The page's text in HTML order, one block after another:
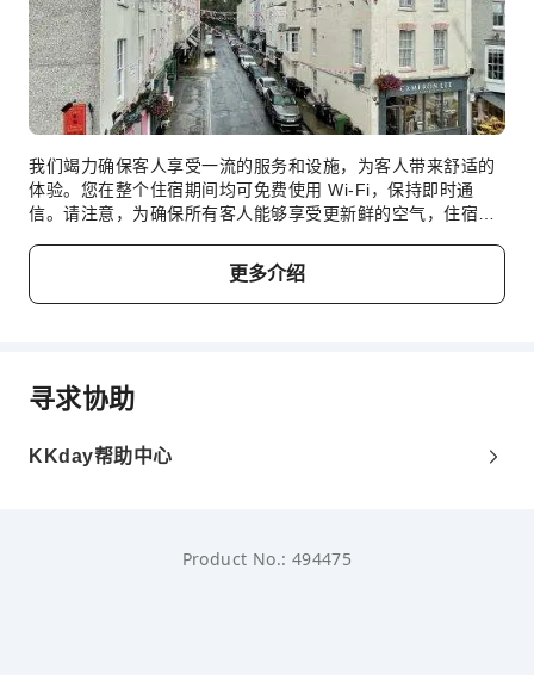
我们竭力确保客人享受一流的服务和设施，为客人带来舒适的
体验。您在整个住宿期间均可免费使用 Wi-Fi，保持即时通
信。请注意，为确保所有客人能够享受更新鲜的空气，住宿内
让您享受静谧的睡眠，同时确保您的舒适度。 部分客房提供空
调或寝具用品，以确保您的舒适和便利。Cosy Oasis in the
Heart of Clifton Village精心打造的客房可以提供例如独立客厅
冲泡咖啡或茶的器具，您的饮用需求一定会得到满足。 值得注
意的是，部分客房浴室配有浴袍、毛巾或吹风机，为您提供便
更多介绍
寻求协助
KKday帮助中心
Product No.: 494475